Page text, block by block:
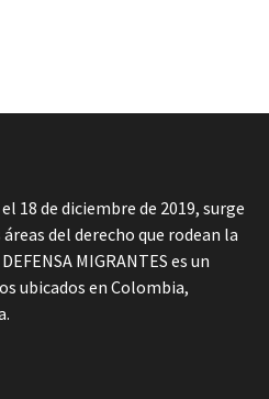
18 de diciembre de 2019, surge
del derecho que rodean la
MIGRANTES es un
ubicados en Colombia,